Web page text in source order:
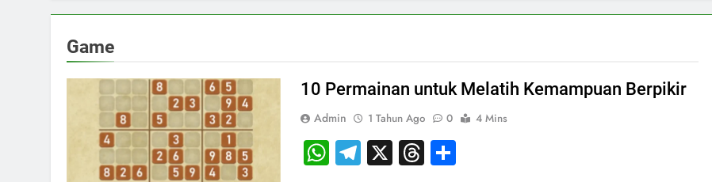
Game
10 Permainan untuk Melatih Kemampuan Berpikir
Admin 1 Tahun Ago 0 4 Mins
WhatsApp
Telegram
X Threads